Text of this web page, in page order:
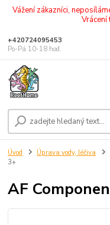
Vážení zákazníci,
+420724095453
Po-Pá 10-18 hod.
Úvod Úprava vody, léčiva
3+
AF